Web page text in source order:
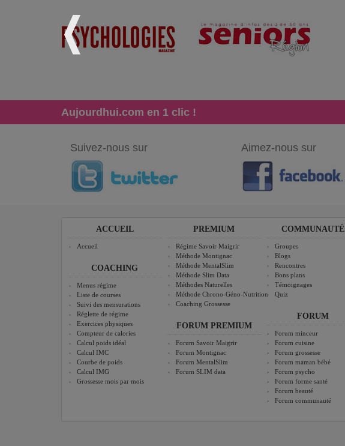
Aujourdhui.com en 1 clic !
Suivez-nous sur Aimez-nous sur
ACCUEIL
Accueil
COACHING
Menus régime
Liste de courses
Suivi des mensurations
Réglette de régime
Exercices physiques
Compteur de calories
Calcul poids idéal
Calcul IMC
Courbe de poids
Calcul IMG
Grossesse mois par mois
PREMIUM
Régime Savoir Maigrir
Méthode Montignac
Méthode MentalSlim
Méthode Slim Data
Méthodes Naturelles
Méthode Chrono-Géno-Nutrition
Coaching Grossesse
FORUM PREMIUM
Forum Savoir Maigrir
Forum Montignac
Forum MentalSlim
Forum SLIM data
COMMUNAUTÉ
Groupes
Blogs
Rencontres
Bons plans
Témoignages
Quiz
FORUM
Forum minceur
Forum cuisine
Forum grossesse
Forum maman bébé
Forum psycho
Forum forme santé
Forum beauté
Forum communauté